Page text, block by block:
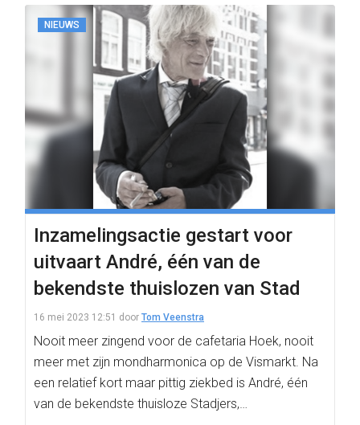
NIEUWS
Inzamelingsactie gestart voor
uitvaart André, één van de
bekendste thuislozen van Stad
16 mei 2023 12:51 door Tom Veenstra
Nooit meer zingend voor de cafetaria Hoek, nooit
meer met zijn mondharmonica op de Vismarkt. Na
een relatief kort maar pittig ziekbed is André, één
van de bekendste thuisloze Stadjers,…